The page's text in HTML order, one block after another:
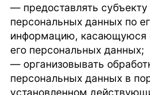
— предоставлять субъекту
персональных данных по
информацию, касающуюся
его персональных данных;
— организовывать
персональных данных в
установленном